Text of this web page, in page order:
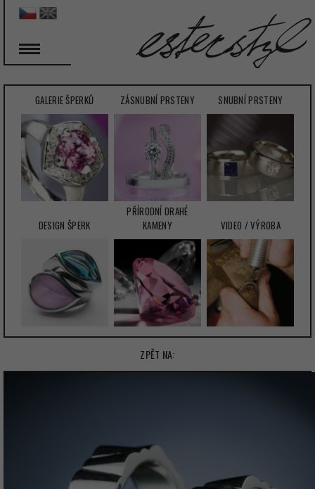
GALERIE ŠPERKŮ ZÁSNUBNÍ PRSTENY SNUBNÍ PRSTENY
DESIGN ŠPERK
PŘÍRODNÍ DRAHÉ
KAMENY
VIDEO / VÝROBA
ZPĚT NA: